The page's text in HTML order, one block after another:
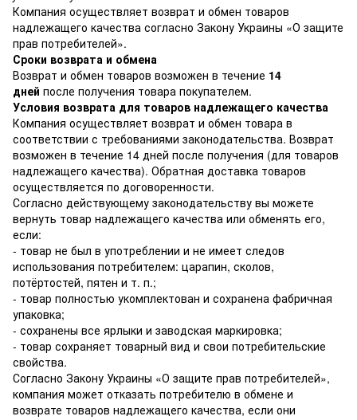
Компания осуществляет возврат и обмен товаров
надлежащего качества согласно Закону Украины «О защите
прав потребителей».
Сроки возврата и обмена
Возврат и обмен товаров возможен в течение 14
дней после получения товара покупателем.
Условия возврата для товаров надлежащего качества
Компания осуществляет возврат и обмен товара в
соответствии с требованиями законодательства. Возврат
возможен в течение 14 дней после получения (для товаров
надлежащего качества). Обратная доставка товаров
осуществляется по договоренности.
Согласно действующему законодательству вы можете
вернуть товар надлежащего качества или обменять его,
если:
- товар не был в употреблении и не имеет следов
использования потребителем: царапин, сколов,
потёртостей, пятен и т. п.;
- товар полностью укомплектован и сохранена фабричная
упаковка;
- сохранены все ярлыки и заводская маркировка;
- товар сохраняет товарный вид и свои потребительские
свойства.
Согласно Закону Украины «О защите прав потребителей»,
компания может отказать потребителю в обмене и
возврате товаров надлежащего качества, если они